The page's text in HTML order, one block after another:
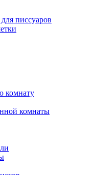
писсуаров
комнату
комнаты